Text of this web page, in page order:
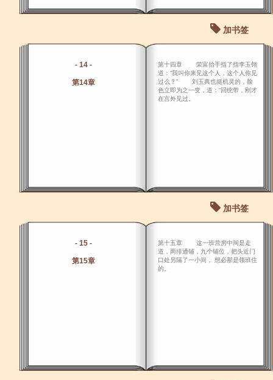
加书签
- 14 -
第14章
第十四章 荣富抬手指了指李玉翎
道：“我叫你来见这个人，这个人你见
过么？” 刘玉典也挺机灵的，脸
色立即为之一变，道：“回统带，刚才
在宫外见过。
加书签
- 15 -
第15章
第十五章 这一班营房中间是走
道，两排通铺，九个铺位，把头近门
口处另隔了一小间， 想必那是领班住
的。